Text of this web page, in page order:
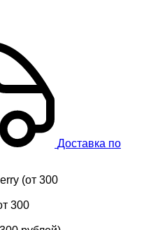
Доставка по
(от 300
300